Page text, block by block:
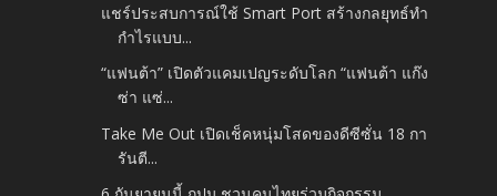
แชร์ประสบการณ์ใช้ Smart Port สร้างกลยุทธ์ทำ
กำไรแบบ...
“แฟนต้า” เปิดตัวแคมเปญระดับโลก “แฟนต้า แก๊ง
ซ่า แซ่...
Take Me Out เปิดเช็คหนุ่มโสดของดีซีซั่น 18 กา
รันตี...